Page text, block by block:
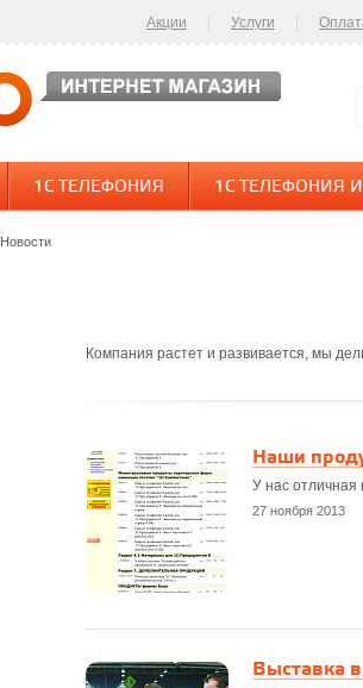
Акции Услуги
1С ТЕЛЕФОНИЯ 1С ТЕЛЕФОНИЯ
Новости
Компания растет и развивается, мы
Наши
У нас отличная
27 ноября 2013
Выставка